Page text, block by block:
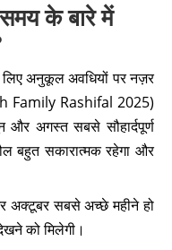
के बारे में
अनुकूल अवधियों पर नज़र
Family Rashifal 2025)
और अगस्त सबसे सौहार्दपूर्ण
बहुत सकारात्मक रहेगा और
अक्टूबर सबसे अच्छे महीने हो
को मिलेगी।